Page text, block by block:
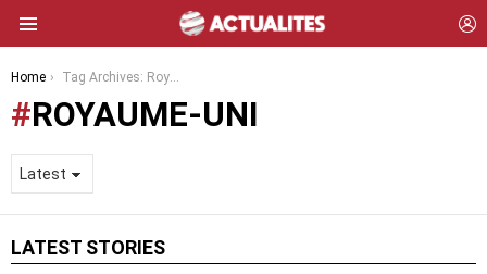
You are here:
Home Tag Archives: Royaume-Uni
ROYAUME-UNI
LATEST STORIES